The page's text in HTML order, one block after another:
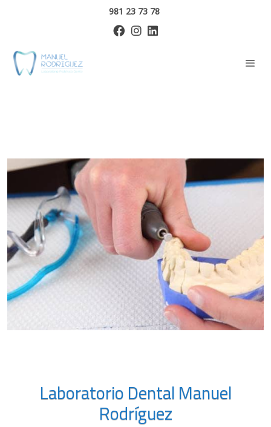
981 23 73 78
Laboratorio Dental Manuel
Rodríguez